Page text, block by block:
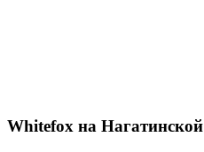
Whitefox на Нагатинской